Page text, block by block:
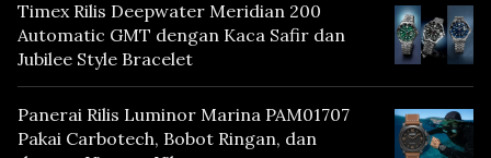
Timex Rilis Deepwater Meridian 200
Automatic GMT dengan Kaca Safir dan
Jubilee Style Bracelet
Panerai Rilis Luminor Marina PAM01707
Pakai Carbotech, Bobot Ringan, dan